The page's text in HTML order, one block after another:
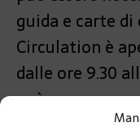
guida e carte di
Circulation è
dalle ore 9.30
può essere
http://